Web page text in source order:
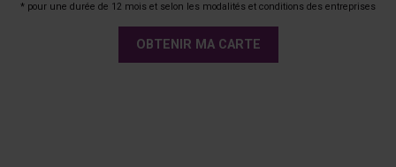
* pour une durée de 12 mois et selon les modalités et conditions des entreprises
OBTENIR MA CARTE